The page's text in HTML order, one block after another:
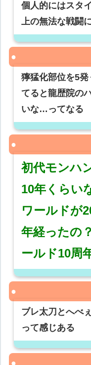
個人的にはスタ
上の無法な戦闘
獰猛化部位を5
てると龍歴院の
いな…ってなる
初代モンハ
10年くらい
ワールドが
年経ったの
ールド10周
ブレ太刀とへべ
って感じある